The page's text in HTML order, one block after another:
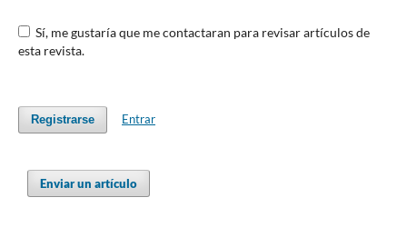
Sí, me gustaría que me contactaran para revisar artículos de
esta revista.
Registrarse Entrar
Enviar un artículo